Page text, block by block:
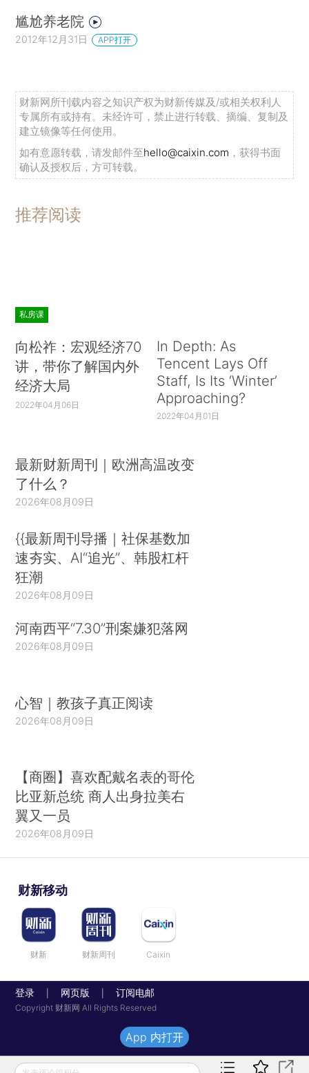
尴尬养老院
2012年12月31日 APP打开
财新网所刊载内容之知识产权为财新传媒及/或相关权利人
专属所有或持有。未经许可，禁止进行转载、摘编、复制及
建立镜像等任何使用。
如有意愿转载，请发邮件至hello@caixin.com ，获得书面
确认及授权后，方可转载。
推荐阅读
私房课
向松祚：宏观经济70
讲，带你了解国内外
经济大局
2022年04月06日
In Depth: As
Tencent Lays Off
Staff, Is Its ‘Winter’
Approaching?
2022年04月01日
最新财新周刊｜欧洲高温改变
了什么？
2026年08月09日
{{最新周刊导播｜社保基数加
速夯实、AI“追光”、韩股杠杆
狂潮
2026年08月09日
河南西平“7.30”刑案嫌犯落网
2026年08月09日
心智｜教孩子真正阅读
2026年08月09日
【商圈】喜欢配戴名表的哥伦
比亚新总统 商人出身拉美右
翼又一员
2026年08月09日
财新移动
财新 财新周刊 Caixin
登录 网页版 订阅电邮
Copyright 财新网 All Rights Reserved
App 内打开